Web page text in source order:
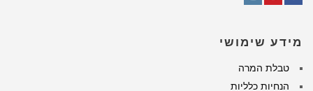
מידע שימושי
טבלת המרה
הנחיות כלליות